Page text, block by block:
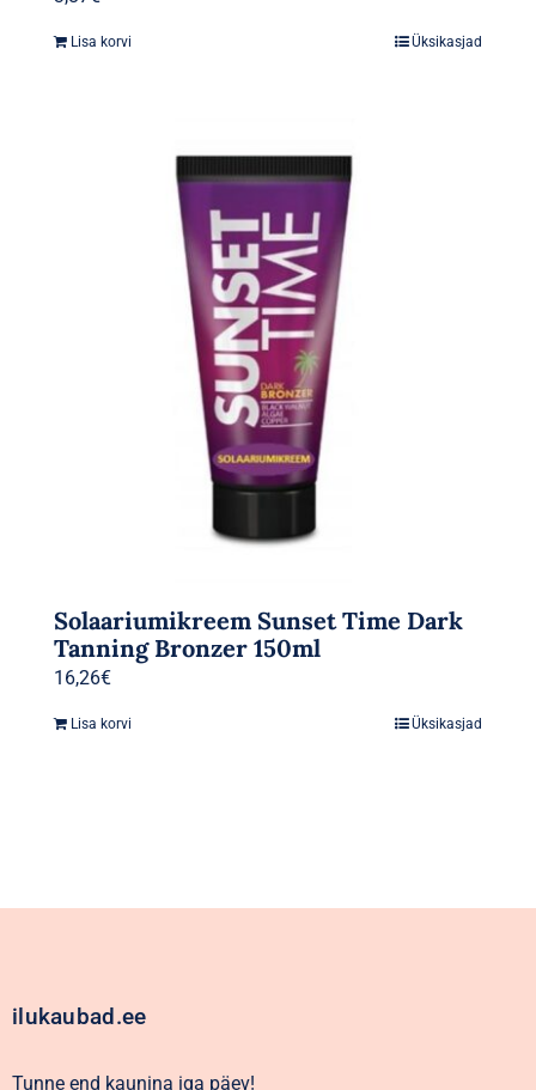
Lisa korvi Üksikasjad
Solaariumikreem Sunset Time Dark
Tanning Bronzer 150ml
16,26€
Lisa korvi Üksikasjad
ilukaubad.ee
Tunne end kaunina iga päev!